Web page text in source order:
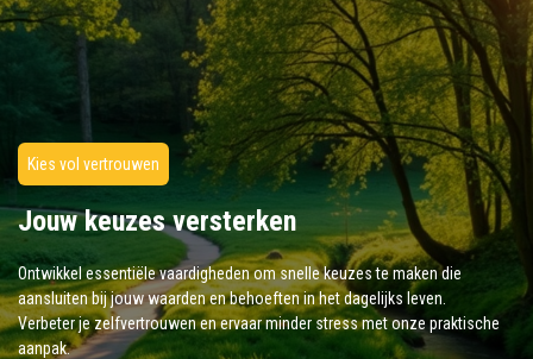
Kies vol vertrouwen
Jouw keuzes versterken
Ontwikkel essentiële vaardigheden om snelle keuzes te maken die
aansluiten bij jouw waarden en behoeften in het dagelijks leven.
Verbeter je zelfvertrouwen en ervaar minder stress met onze praktische
aanpak.